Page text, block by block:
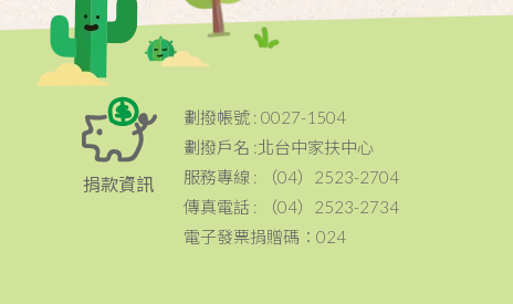
捐款資訊
劃撥帳號 : 0027-1504
劃撥戶名 :北台中家扶中心
服務專線 : （04）2523-2704
傳真電話 : （04）2523-2734
電子發票捐贈碼：024